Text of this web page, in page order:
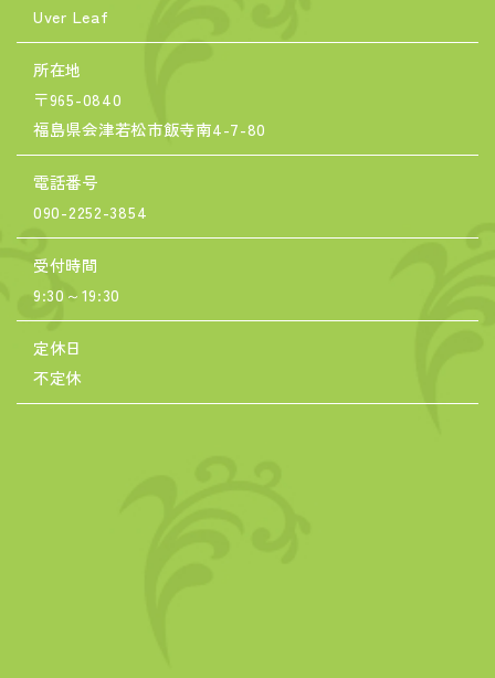
Uver Leaf
所在地
〒965-0840
福島県会津若松市飯寺南4-7-80
電話番号
090-2252-3854
受付時間
9:30～19:30
定休日
不定休